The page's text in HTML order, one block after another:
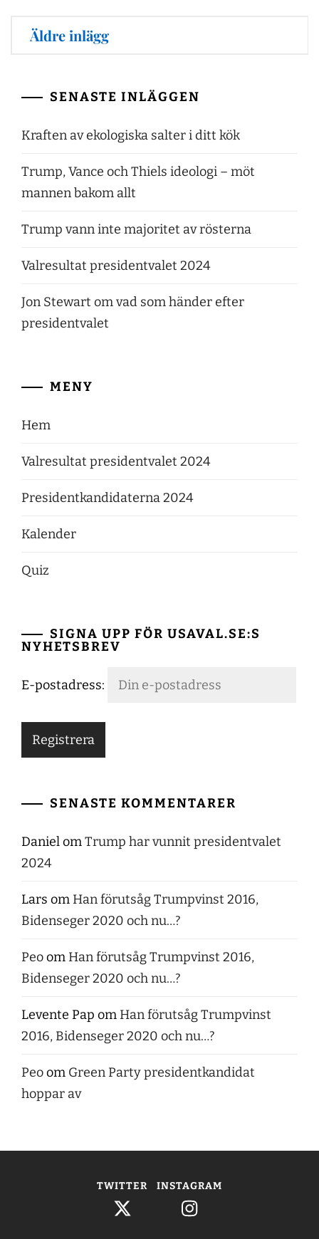
Inläggsnavigering
Äldre inlägg
SENASTE INLÄGGEN
Kraften av ekologiska salter i ditt kök
Trump, Vance och Thiels ideologi – möt
mannen bakom allt
Trump vann inte majoritet av rösterna
Valresultat presidentvalet 2024
Jon Stewart om vad som händer efter
presidentvalet
MENY
Hem
Valresultat presidentvalet 2024
Presidentkandidaterna 2024
Kalender
Quiz
SIGNA UPP FÖR USAVAL.SE:S
NYHETSBREV
E-postadress:
SENASTE KOMMENTARER
DanielomTrump har vunnit presidentvalet
2024
Lars om Han förutsåg Trumpvinst 2016,
Bidenseger 2020 och nu…?
Peoom Han förutsåg Trumpvinst 2016,
Bidenseger 2020 och nu…?
Levente Pap om Han förutsåg Trumpvinst
2016, Bidenseger 2020 och nu…?
Peoom Green Party presidentkandidat
hoppar av
TWITTER INSTAGRAM